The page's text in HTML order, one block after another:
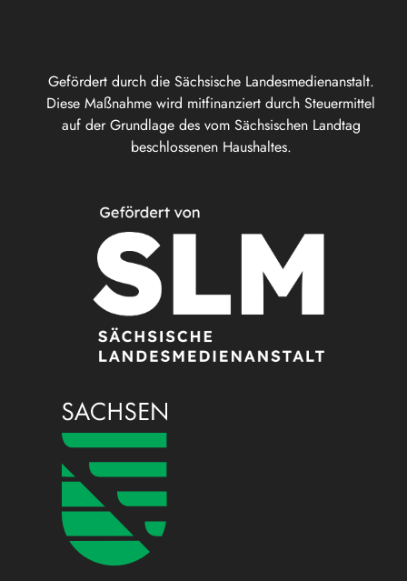
Gefördert durch die Sächsische Landesmedienanstalt.
Diese Maßnahme wird mitfinanziert durch Steuermittel
auf der Grundlage des vom Sächsischen Landtag
beschlossenen Haushaltes.